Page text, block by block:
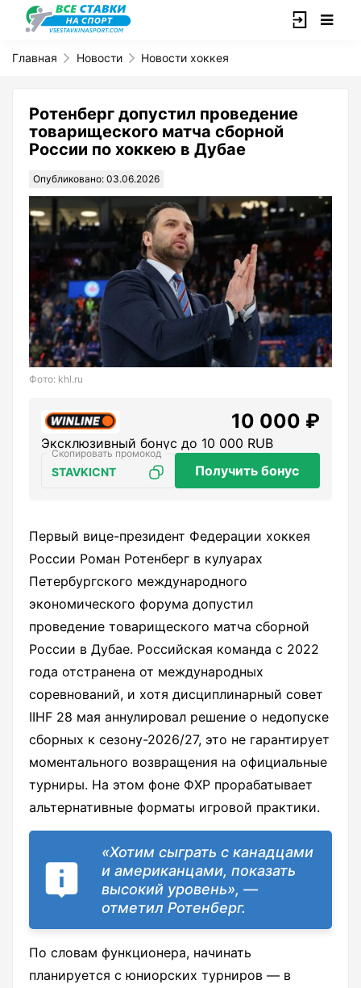
Главная Новости Новости хоккея
Ротенберг допустил проведение
товарищеского матча сборной
России по хоккею в Дубае
Опубликовано: 03.06.2026
Фото: khl.ru
10 000 ₽
Эксклюзивный бонус до 10 000 RUB
STAVKICNT Получить бонус
Первый вице-президент Федерации хоккея
России Роман Ротенберг в кулуарах
Петербургского международного
экономического форума допустил
проведение товарищеского матча сборной
России в Дубае. Российская команда с 2022
года отстранена от международных
соревнований, и хотя дисциплинарный совет
IIHF 28 мая аннулировал решение о недопуске
сборных к сезону-2026/27, это не гарантирует
моментального возвращения на официальные
турниры. На этом фоне ФХР прорабатывает
альтернативные форматы игровой практики.
«Хотим сыграть с канадцами
и американцами, показать
высокий уровень», —
отметил Ротенберг.
По словам функционера, начинать
планируется с юниорских турниров — в